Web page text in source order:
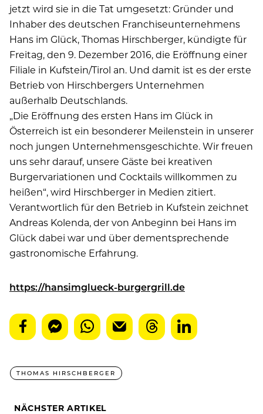
jetzt wird sie in die Tat umgesetzt: Gründer und
Inhaber des deutschen Franchiseunternehmens
Hans im Glück, Thomas Hirschberger, kündigte für
Freitag, den 9. Dezember 2016, die Eröffnung einer
Filiale in Kufstein/Tirol an. Und damit ist es der erste
Betrieb von Hirschbergers Unternehmen
außerhalb Deutschlands.
„Die Eröffnung des ersten Hans im Glück in
Österreich ist ein besonderer Meilenstein in unserer
noch jungen Unternehmensgeschichte. Wir freuen
uns sehr darauf, unsere Gäste bei kreativen
Burgervariationen und Cocktails willkommen zu
heißen“, wird Hirschberger in Medien zitiert.
Verantwortlich für den Betrieb in Kufstein zeichnet
Andreas Kolenda, der von Anbeginn bei Hans im
Glück dabei war und über dementsprechende
gastronomische Erfahrung.
https://hansimglueck-burgergrill.de
THOMAS HIRSCHBERGER
NÄCHSTER ARTIKEL